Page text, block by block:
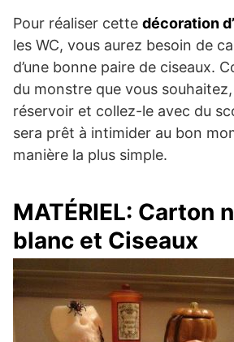
Pour réaliser cette décoration
les WC, vous aurez besoin de
d’une bonne paire de ciseaux.
du monstre que vous
réservoir et collez-le avec du
sera prêt à intimider au bon
manière la plus simple.
MATÉRIEL: Carton
blanc et Ciseaux